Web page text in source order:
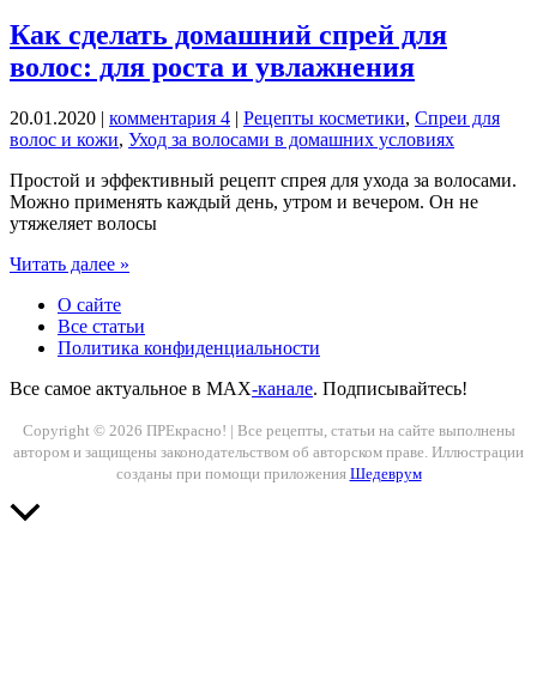
Прайс
Mirrolla
Как сделать домашний спрей для
волос: для роста и увлажнения
20.01.2020 | комментария 4 | Рецепты косметики, Спреи для
волос и кожи, Уход за волосами в домашних условиях
Простой и эффективный рецепт спрея для ухода за волосами.
Можно применять каждый день, утром и вечером. Он не
утяжеляет волосы
Как
домашний
спрей
для
увлажнения
Читать далее »
О сайте
Все статьи
Политика конфиденциальности
Все самое актуальное в MAX-канале. Подписывайтесь!
Copyright © 2026 ПРЕкрасно! | Все рецепты, статьи на сайте выполнены
автором и защищены законодательством об авторском праве. Иллюстрации
созданы при помощи приложения Шедеврум